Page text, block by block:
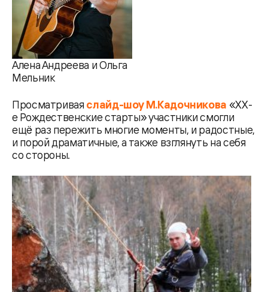
Алена Андреева и Ольга
Мельник
Просматривая слайд-шоу М.Кадочникова «ХХ-
е Рождественские старты» участники смогли
ещё раз пережить многие моменты, и радостные,
и порой драматичные, а также взглянуть на себя
со стороны.